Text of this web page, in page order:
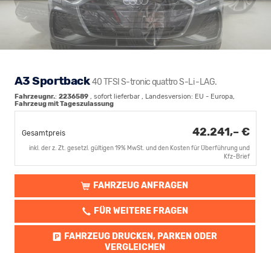
A3 Sportback40 TFSI S-tronic quattro S-Li -LAG.
Fahrzeugnr.: 2236589 , sofort lieferbar , Landesversion: EU - Europa,
Fahrzeug mit Tageszulassung
Gesamtpreis 42.241,– €
inkl. der z. Zt. gesetzl. gültigen 19% MwSt. und den Kosten für Überführung und
Kfz-Brief
FAHRZEUG ANFRAGEN
FÜR WEITERE FRAGEN
FAHRZEUG DRUCKEN, PARKEN ODER
VERGLEICHEN